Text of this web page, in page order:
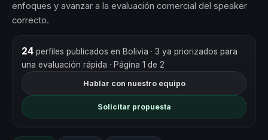
enfoques y avanzar a la evaluación comercial del speaker
correcto.
24perfiles publicados en Bolivia · 3 ya priorizados para
una evaluación rápida · Página 1 de 2
Hablar con nuestro equipo
Solicitar propuesta